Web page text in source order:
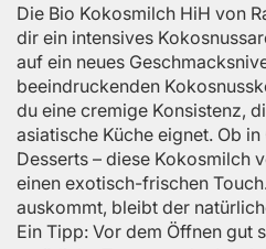
Die Bio Kokosmilch HiH von
dir ein intensives
auf ein neues
beeindruckenden
du eine cremige Konsistenz,
asiatische Küche eignet. Ob
Desserts – diese Kokosmilch
einen exotisch-frischen
auskommt, bleibt der
Ein Tipp: Vor dem Öffnen gut